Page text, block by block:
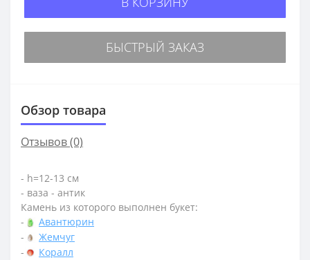
БЫСТРЫЙ ЗАКАЗ
Обзор товара
Отзывов (0)
- h=12-13 см
- ваза - антик
Камень из которого выполнен букет:
-
Авантюрин
-
Жемчуг
-
Коралл